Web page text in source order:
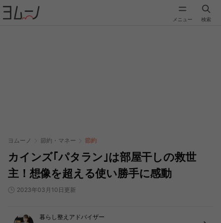
メニュー 検索
ヨムーノ 節約・マネー 節約
カインズ｢パタラン｣は部屋干しの救世
主！想像を超える使い勝手に感動
2023年03月10日更新
暮らし整えアドバイザー